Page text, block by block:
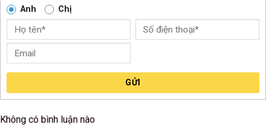
Anh Chị
GỬI
Không có bình luận nào